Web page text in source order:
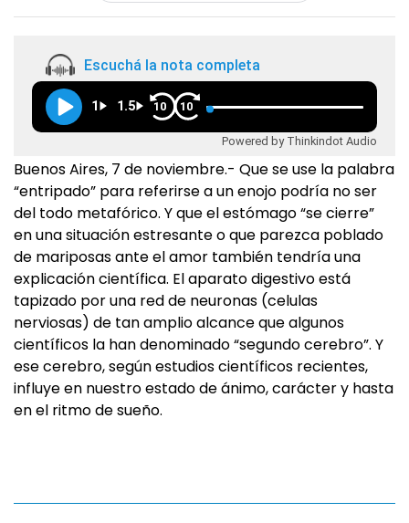
Escuchá la nota completa
1 1.5 10 10
Powered by Thinkindot Audio
Buenos Aires, 7 de noviembre.- Que se use la palabra
“entripado” para referirse a un enojo podría no ser
del todo metafórico. Y que el estómago “se cierre”
en una situación estresante o que parezca poblado
de mariposas ante el amor también tendría una
explicación científica. El aparato digestivo está
tapizado por una red de neuronas (celulas
nerviosas) de tan amplio alcance que algunos
científicos la han denominado “segundo cerebro”. Y
ese cerebro, según estudios científicos recientes,
influye en nuestro estado de ánimo, carácter y hasta
en el ritmo de sueño.